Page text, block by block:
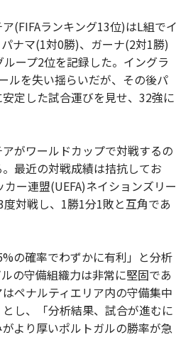
(FIFAランキング13位)はL組でイ
ナマ(1対0勝)、ガーナ(2対1勝)
ープ2位を記録した。イングラ
ルを失い揺らいだが、その後パ
定した試合運びを見せ、32強に
がワールドカップで対戦するの
最近の対戦成績は拮抗してお
ー連盟(UEFA)ネイションズリー
対戦し、1勝1分1敗と互角であ
の確率でわずかに有利」と分析
の守備組織力は非常に堅固であ
ペナルティエリア内の守備集中
し、「分析結果、試合が進むに
より厚いポルトガルの勝率が急